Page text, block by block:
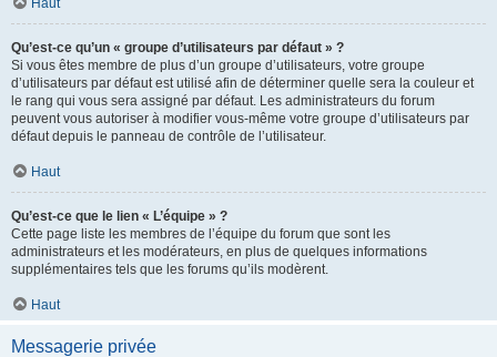
Haut
Qu’est-ce qu’un « groupe d’utilisateurs par défaut » ?
Si vous êtes membre de plus d’un groupe d’utilisateurs, votre groupe
d’utilisateurs par défaut est utilisé afin de déterminer quelle sera la couleur et
le rang qui vous sera assigné par défaut. Les administrateurs du forum
peuvent vous autoriser à modifier vous-même votre groupe d’utilisateurs par
défaut depuis le panneau de contrôle de l’utilisateur.
Haut
Qu’est-ce que le lien « L’équipe » ?
Cette page liste les membres de l’équipe du forum que sont les
administrateurs et les modérateurs, en plus de quelques informations
supplémentaires tels que les forums qu’ils modèrent.
Haut
Messagerie privée